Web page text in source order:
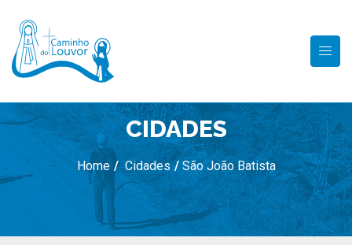
CIDADES
Home /Cidades /São João Batista